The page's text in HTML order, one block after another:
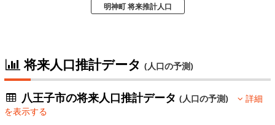
明神町 将来推計人口
将来人口推計データ (人口の予測)
八王子市の将来人口推計データ(人口の予測)
詳細
を表示する